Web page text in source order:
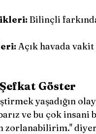
Bilinçli
Açık havada
Göster
yaşadığın
ve bu çok insani
zorlanabilirim.''